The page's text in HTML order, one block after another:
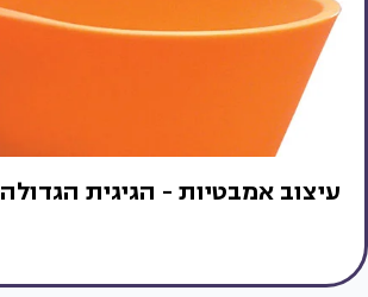
עיצוב אמבטיות - הגיגית הגדולה